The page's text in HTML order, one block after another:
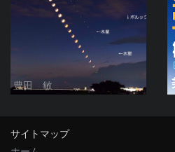
豊田 敏
サイトマップ